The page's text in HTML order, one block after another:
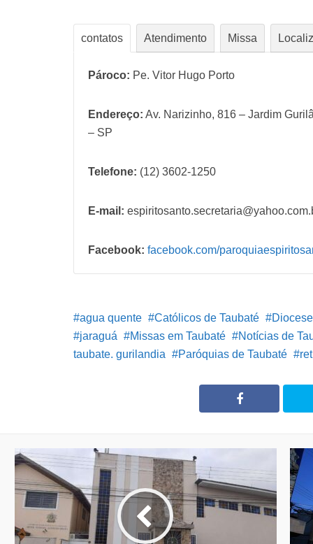
contatos Atendimento Missa
Pároco: Pe. Vitor Hugo Porto
Endereço: Av. Narizinho, 816 – Jardim
– SP
Telefone: (12) 3602-1250
E-mail:
Facebook: facebook.com/
agua quente Católicos de Taubaté
jaraguá
Missas em Taubaté
Notícias de
taubate. gurilandia
Paróquias de Taubaté